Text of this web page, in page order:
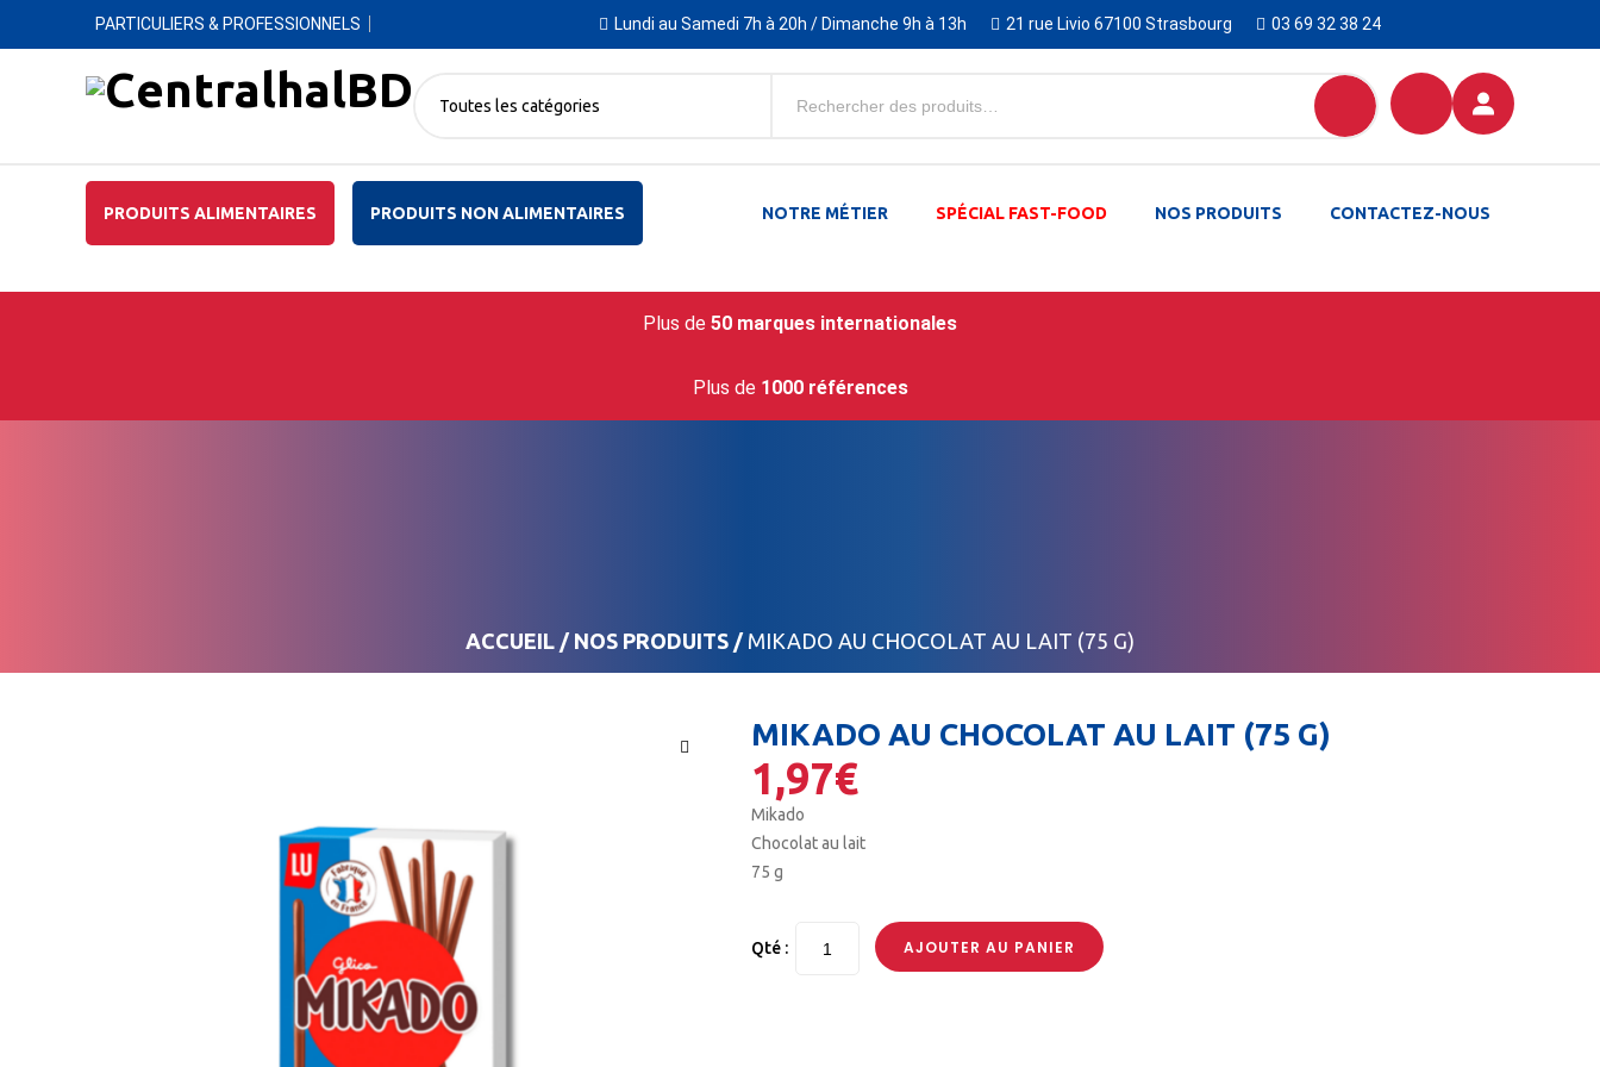
PARTICULIERS & PROFESSIONNELS Lundi au Samedi 7h à 20h / Dimanche 9h à 13h 21 rue Livio 67100 Strasbourg 03 69 32 38 24
Toutes les catégories
PRODUITS ALIMENTAIRES PRODUITS NON ALIMENTAIRES CONTACTEZ-NOUS
NOS PRODUITS
SPÉCIAL FAST-FOOD
NOTRE MÉTIER
Plus de 50 marques internationales
Plus de 1000 références
ACCUEIL / NOS PRODUITS / MIKADO AU CHOCOLAT AU LAIT (75 G)
MIKADO AU CHOCOLAT AU LAIT (75 G)
1,97€
Mikado
Chocolat au lait
75 g
Qté : AJOUTER AU PANIER